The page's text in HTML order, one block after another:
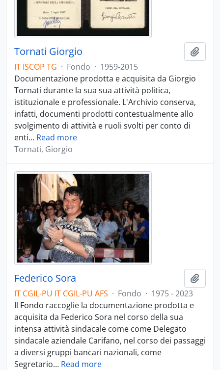
Tornati Giorgio
IT ISCOP TG · Fondo · 1959-2015
Documentazione prodotta e acquisita da Giorgio
Tornati durante la sua sua attività politica,
istituzionale e professionale. L'Archivio conserva,
infatti, documenti prodotti contestualmente allo
svolgimento di attività e ruoli svolti per conto di
enti… Read more
Tornati, Giorgio
Federico Sora
IT CGIL-PU IT CGIL-PU AFS · Fondo · 1975 - 2023
Il Fondo raccoglie la documentazione prodotta e
acquisita da Federico Sora nel corso della sua
intensa attività sindacale come come Delegato
sindacale aziendale Carifano, nel corso dei passaggi
a diversi gruppi bancari nazionali, come
Segretario… Read more